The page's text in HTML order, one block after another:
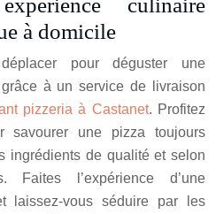
culinaire
à domicile
pour déguster une
à un service de livraison
pizzeria à Castanet. Profitez
savourer une pizza toujours
ingrédients de qualité et selon
Faites l’expérience d’une
laissez-vous séduire par les